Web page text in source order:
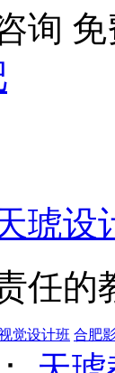
询
琥设
任的
觉设计班 合肥